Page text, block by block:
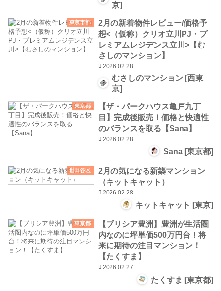
京]
東京市部
2月の新着物件レビュー/価格予
想<（仮称）クリオ立川PJ・プ
レミアムレジデンス立川>【む
さしのマンション】
2026.02.28
むさしのマンション [西東
京]
東京都
【ザ・パークハウス亀戸九丁
目】完成後販売！価格と快適性
のバランスを取る【Sana】
2026.02.28
Sana [東京都]
世田谷区
2月の気になる新築マンション
（キットキャット）
2026.02.28
キットキャット [東京]
東京都
【ブリシア豊洲】豊洲が生活圏
内なのに坪単価500万円台！将
来に期待の注目マンション！
【たくすま】
2026.02.27
たくすま [東京都]